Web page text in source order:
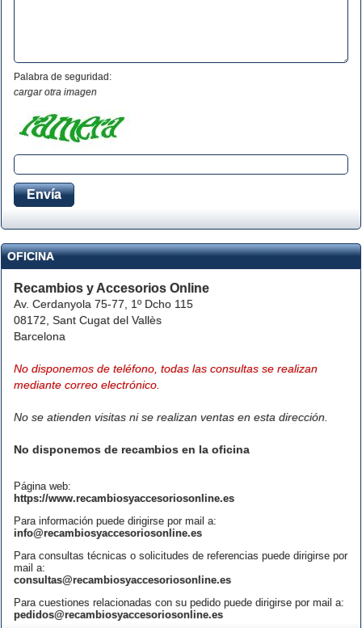
Palabra de seguridad:
cargar otra imagen
OFICINA
Recambios y Accesorios Online
Av. Cerdanyola 75-77, 1º Dcho 115
08172, Sant Cugat del Vallès
Barcelona
No disponemos de teléfono, todas las consultas se realizan
mediante correo electrónico.
No se atienden visitas ni se realizan ventas en esta dirección.
No disponemos de recambios en la oficina
Página web:
https://www.recambiosyaccesoriosonline.es
Para información puede dirigirse por mail a:
info@recambiosyaccesoriosonline.es
Para consultas técnicas o solicitudes de referencias puede dirigirse por
mail a:
consultas@recambiosyaccesoriosonline.es
Para cuestiones relacionadas con su pedido puede dirigirse por mail a:
pedidos@recambiosyaccesoriosonline.es